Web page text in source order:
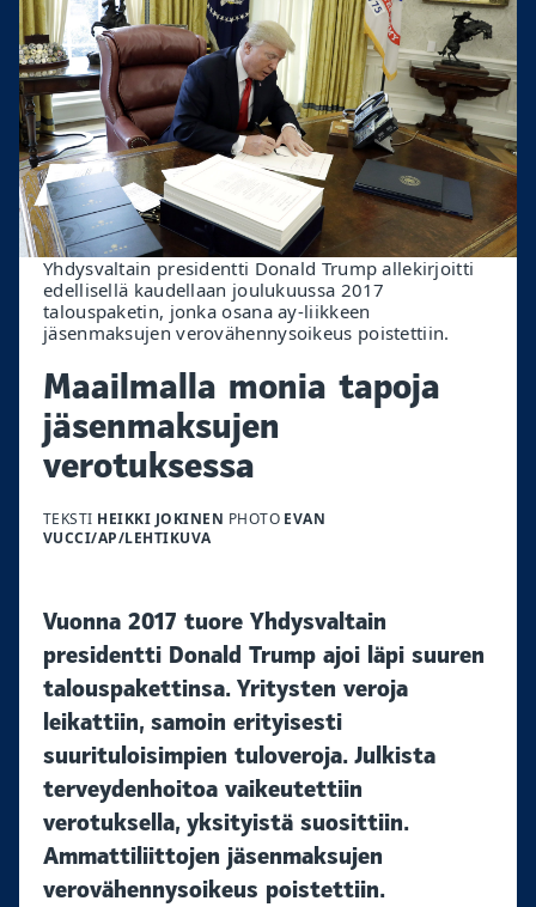
Yhdysvaltain presidentti Donald Trump allekirjoitti
edellisellä kaudellaan joulukuussa 2017
talouspaketin, jonka osana ay-liikkeen
jäsenmaksujen verovähennysoikeus poistettiin.
Maailmalla monia tapoja
jäsenmaksujen
verotuksessa
TEKSTI HEIKKI JOKINEN PHOTO EVAN
VUCCI/AP/LEHTIKUVA
Vuonna 2017 tuore Yhdysvaltain
presidentti Donald Trump ajoi läpi suuren
talouspakettinsa. Yritysten veroja
leikattiin, samoin erityisesti
suurituloisimpien tuloveroja. Julkista
terveydenhoitoa vaikeutettiin
verotuksella, yksityistä suosittiin.
Ammattiliittojen jäsenmaksujen
verovähennysoikeus poistettiin.